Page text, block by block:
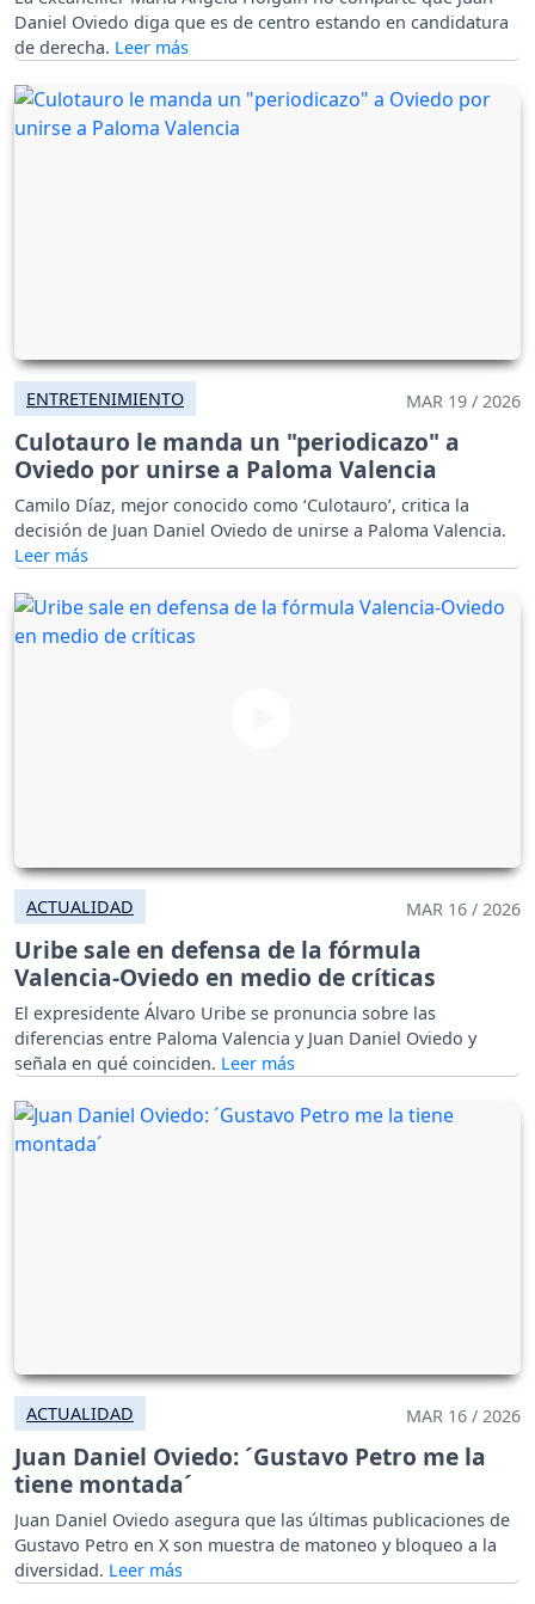
Daniel Oviedo diga que es de centro estando en candidatura
de derecha.
ENTRETENIMIENTO MAR 19 / 2026
Culotauro le manda un "periodicazo" a
Oviedo por unirse a Paloma Valencia
Camilo Díaz, mejor conocido como ‘Culotauro’, critica la
decisión de Juan Daniel Oviedo de unirse a Paloma Valencia.
ACTUALIDAD MAR 16 / 2026
Uribe sale en defensa de la fórmula
Valencia-Oviedo en medio de críticas
El expresidente Álvaro Uribe se pronuncia sobre las
diferencias entre Paloma Valencia y Juan Daniel Oviedo y
señala en qué coinciden.
ACTUALIDAD MAR 16 / 2026
Juan Daniel Oviedo: ´Gustavo Petro me la
tiene montada´
Juan Daniel Oviedo asegura que las últimas publicaciones de
Gustavo Petro en X son muestra de matoneo y bloqueo a la
diversidad.